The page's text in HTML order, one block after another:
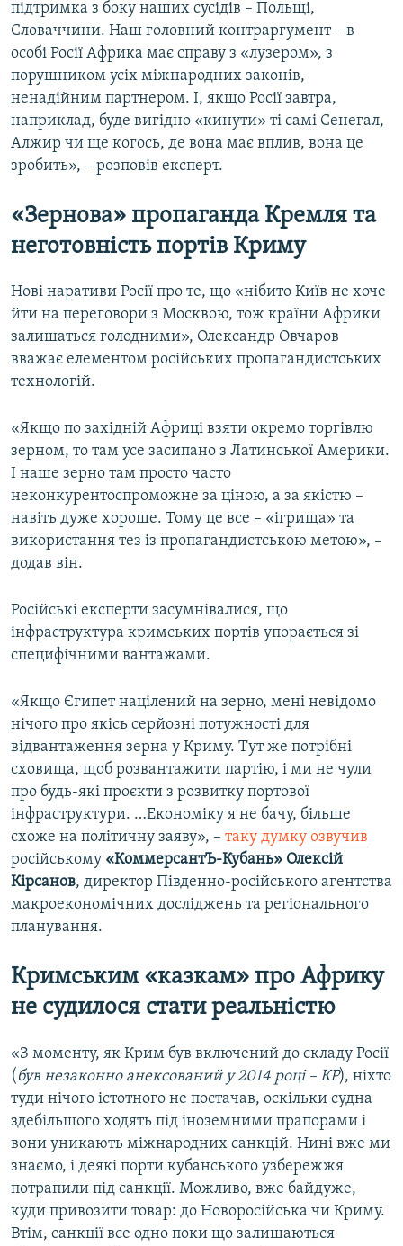
підтримка з боку наших сусідів – Польщі,
Словаччини. Наш головний контраргумент – в
особі Росії Африка має справу з «лузером», з
порушником усіх міжнародних законів,
ненадійним партнером. І, якщо Росії завтра,
наприклад, буде вигідно «кинути» ті самі Сенегал,
Алжир чи ще когось, де вона має вплив, вона це
зробить», – розповів експерт.
«Зернова» пропаганда Кремля та
неготовність портів Криму
Нові наративи Росії про те, що «нібито Київ не хоче
йти на переговори з Москвою, тож країни Африки
залишаться голодними», Олександр Овчаров
вважає елементом російських пропагандистських
технологій.
«Якщо по західній Африці взяти окремо торгівлю
зерном, то там усе засипано з Латинської Америки.
І наше зерно там просто часто
неконкурентоспроможне за ціною, а за якістю –
навіть дуже хороше. Тому це все – «ігрища» та
використання тез із пропагандистською метою», –
додав він.
Російські експерти засумнівалися, що
інфраструктура кримських портів упорається зі
специфічними вантажами.
«Якщо Єгипет націлений на зерно, мені невідомо
нічого про якісь серйозні потужності для
відвантаження зерна у Криму. Тут же потрібні
сховища, щоб розвантажити партію, і ми не чули
про будь-які проєкти з розвитку портової
інфраструктури. …Економіку я не бачу, більше
схоже на політичну заяву», – таку думку озвучив
російському «КоммерсантЪ-Кубань» Олексій
Кірсанов, директор Південно-російського агентства
макроекономічних досліджень та регіонального
планування.
Кримським «казкам» про Африку
не судилося стати реальністю
«З моменту, як Крим був включений до складу Росії
( був незаконно анексований у 2014 році – КР), ніхто
туди нічого істотного не постачав, оскільки судна
здебільшого ходять під іноземними прапорами і
вони уникають міжнародних санкцій. Нині вже ми
знаємо, і деякі порти кубанського узбережжя
потрапили під санкції. Можливо, вже байдуже,
куди привозити товар: до Новоросійська чи Криму.
Втім, санкції все одно поки що залишаються